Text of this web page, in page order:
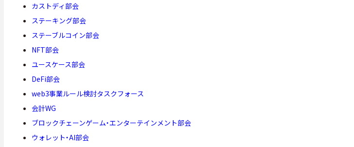
カストディ部会
ステーキング部会
ステーブルコイン部会
NFT部会
ユースケース部会
DeFi部会
web3事業ルール検討タスクフォース
会計WG
ブロックチェーンゲーム・エンターテインメント部会
ウォレット・AI部会